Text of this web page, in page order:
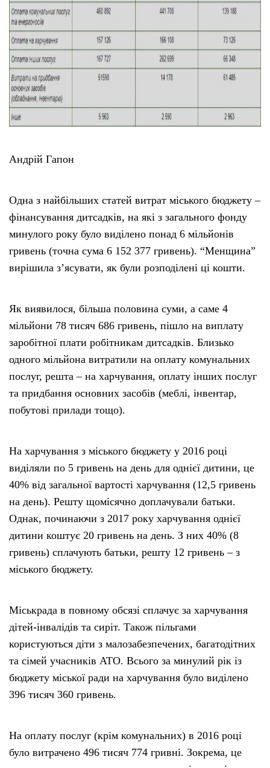
Андрій Гапон
Одна з найбільших статей витрат міського бюджету –
фінансування дитсадків, на які з загального фонду
минулого року було виділено понад 6 мільйонів
гривень (точна сума 6 152 377 гривень). “Менщина”
вирішила з’ясувати, як були розподілені ці кошти.
Як виявилося, більша половина суми, а саме 4
мільйони 78 тисяч 686 гривень, пішло на виплату
заробітної плати робітникам дитсадків. Близько
одного мільйона витратили на оплату комунальних
послуг, решта – на харчування, оплату інших послуг
та придбання основних засобів (меблі, інвентар,
побутові прилади тощо).
На харчування з міського бюджету у 2016 році
виділяли по 5 гривень на день для однієї дитини, це
40% від загальної вартості харчування (12,5 гривень
на день). Решту щомісячно доплачували батьки.
Однак, починаючи з 2017 року харчування однієї
дитини коштує 20 гривень на день. З них 40% (8
гривень) сплачують батьки, решту 12 гривень – з
міського бюджету.
Міськрада в повному обсязі сплачує за харчування
дітей-інвалідів та сиріт. Також пільгами
користуються діти з малозабезпечених, багатодітних
та сімей учасників АТО. Всього за минулий рік із
бюджету міської ради на харчування було виділено
396 тисяч 360 гривень.
На оплату послуг (крім комунальних) в 2016 році
було витрачено 496 тисяч 774 гривні. Зокрема, це